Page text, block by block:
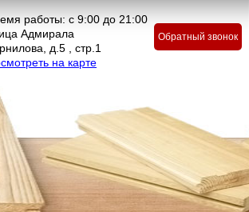
работы: с 9:00 до 21:00
Адмирала
д.5 , стр.1
на карте
Обратный звонок